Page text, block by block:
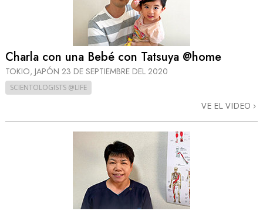
Charla con una Bebé con Tatsuya @home
TOKIO, JAPÓN 23 DE SEPTIEMBRE DEL 2020
SCIENTOLOGISTS @LIFE
VE EL VIDEO